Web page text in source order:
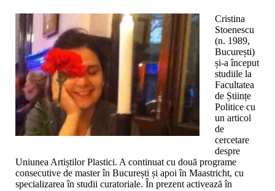
Cristina
Stoenescu
(n. 1989,
București)
și-a început
studiile la
Facultatea
de Științe
Politice cu
un articol
de
cercetare
despre
Uniunea Artiștilor Plastici. A continuat cu două programe
consecutive de master în București și apoi în Maastricht, cu
specializarea în studii curatoriale. În prezent activează în